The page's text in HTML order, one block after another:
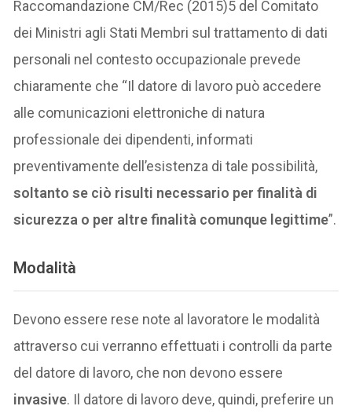
Raccomandazione CM/Rec (2015)5 del Comitato
dei Ministri agli Stati Membri sul trattamento di dati
personali nel contesto occupazionale prevede
chiaramente che “Il datore di lavoro può accedere
alle comunicazioni elettroniche di natura
professionale dei dipendenti, informati
preventivamente dell’esistenza di tale possibilità,
soltanto se ciò risulti necessario per finalità di
sicurezza o per altre finalità comunque legittime”.
Modalità
Devono essere rese note al lavoratore le modalità
attraverso cui verranno effettuati i controlli da parte
del datore di lavoro, che non devono essere
invasive. Il datore di lavoro deve, quindi, preferire un